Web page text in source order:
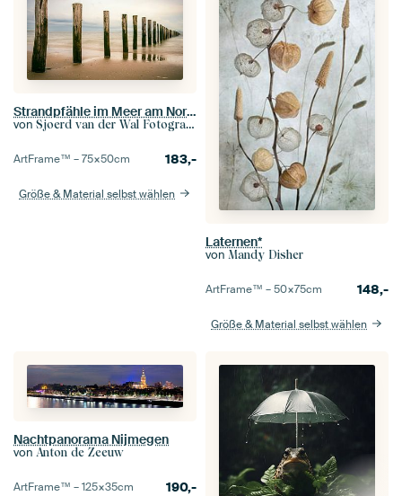
Strandpfähle im Meer am Nordseestrand
von Sjoerd van der Wal Fotografie
ArtFrame™ –75×50cm 183,-
Größe & Material selbst wählen
Laternen*
von Mandy Disher
ArtFrame™ –50×75cm 148,-
Größe & Material selbst wählen
Nachtpanorama Nijmegen
von Anton de Zeeuw
ArtFrame™ –125×35cm 190,-